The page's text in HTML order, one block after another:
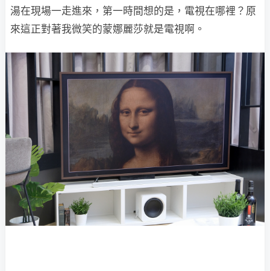
湯在現場一走進來，第一時間想的是，電視在哪裡？原
來這正對著我微笑的蒙娜麗莎就是電視啊。